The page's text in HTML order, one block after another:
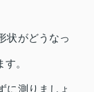
状がどうなっ
。
に測りましょ